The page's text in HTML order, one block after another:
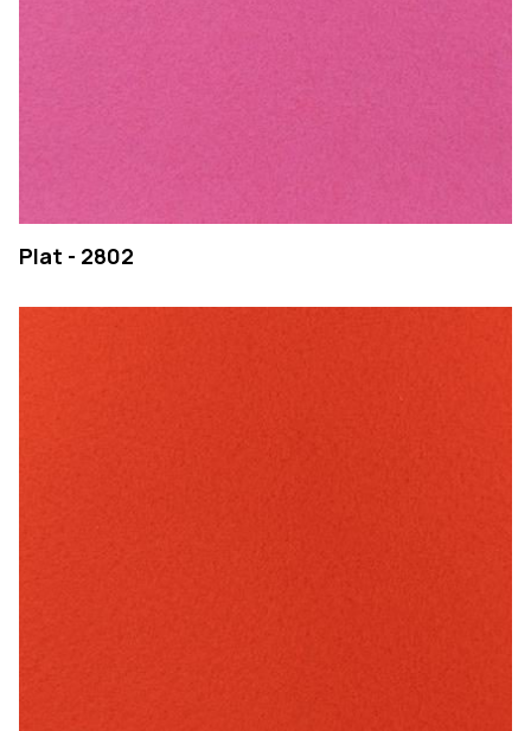
Plat - 2802